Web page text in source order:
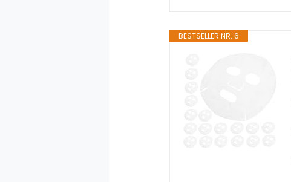
BESTSELLER NR. 6